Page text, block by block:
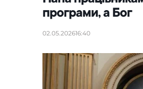
програми, а Бог
02.05.202616:40